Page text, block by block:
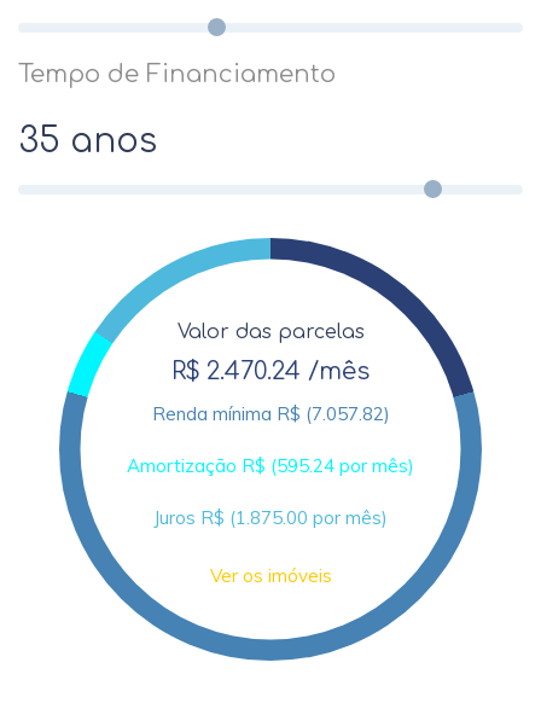
Tempo de Financiamento
35 anos
Valor das parcelas
R$ 2.470.24 /mês
Renda mínima R$ (7.057.82)
Amortização R$ (595.24 por mês)
Juros R$ (1.875.00 por mês)
Ver os imóveis